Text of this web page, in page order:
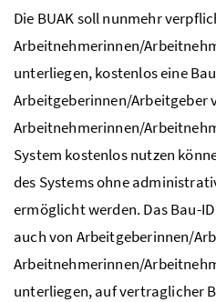
Die BUAKsoll nunmehr
Arbeitnehmerinnen/
unterliegen, kostenlos eine
Arbeitgeberinnen/Arbeitgeber
Arbeitnehmerinnen/
System kostenlos nutzen
des Systems ohne
ermöglicht werden. Das Bau-
auch von Arbeitgeberinnen/
Arbeitnehmerinnen/
unterliegen, auf vertraglicher